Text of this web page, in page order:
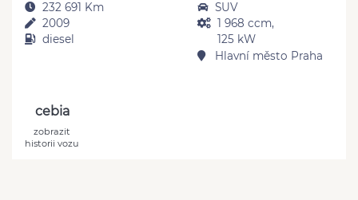
232 691 Km
2009
diesel
SUV
1 968 ccm,
125 kW
Hlavní město Praha
cebia
zobrazit
historii vozu